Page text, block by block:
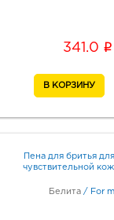
341.0 i
Пена для бритья
чувствительной
Белита / For